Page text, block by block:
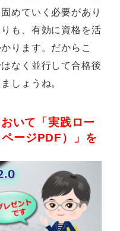
めていく必要があり
も、有効に資格を活
ります。だからこ
なく並行して合格後
しょうね。
いて「実践ロー
ージPDF）」を